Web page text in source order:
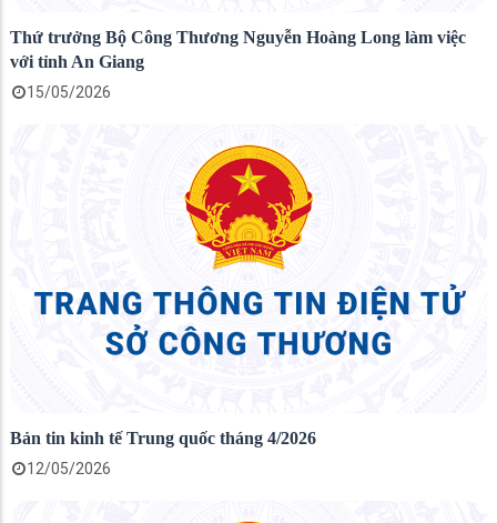
Thứ trưởng Bộ Công Thương Nguyễn Hoàng Long làm việc
với tỉnh An Giang
15/05/2026
Bản tin kinh tế Trung quốc tháng 4/2026
12/05/2026